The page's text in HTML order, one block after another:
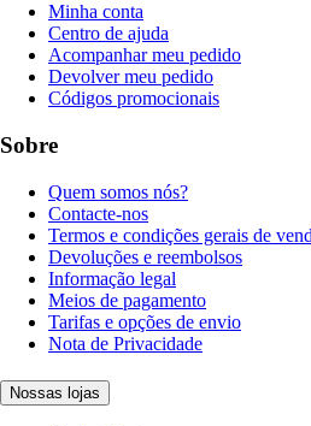
Minha conta
Centro de ajuda
Acompanhar meu pedido
Devolver meu pedido
Códigos promocionais
Sobre
Quem somos nós?
Contacte-nos
Termos e condições gerais de
Devoluções e reembolsos
Informação legal
Meios de pagamento
Tarifas e opções de envio
Nota de Privacidade
Nossas lojas